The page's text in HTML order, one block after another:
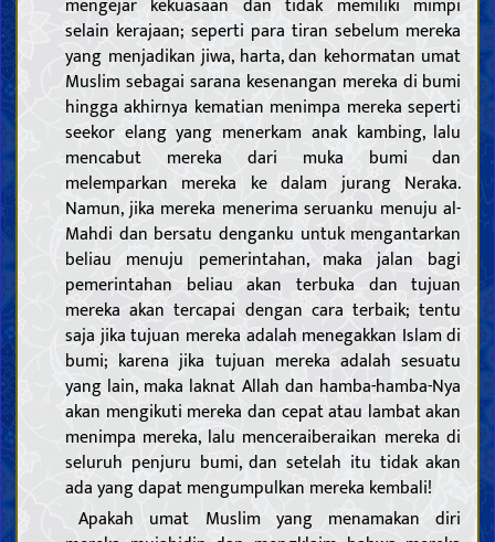
selain kerajaan; seperti para tiran sebelum mereka
yang menjadikan jiwa, harta, dan kehormatan umat
Muslim sebagai sarana kesenangan mereka di bumi
hingga akhirnya kematian menimpa mereka seperti
seekor elang yang menerkam anak kambing, lalu
mencabut mereka dari muka bumi dan
melemparkan mereka ke dalam jurang Neraka.
Namun, jika mereka menerima seruanku menuju al-
Mahdi dan bersatu denganku untuk mengantarkan
beliau menuju pemerintahan, maka jalan bagi
pemerintahan beliau akan terbuka dan tujuan
mereka akan tercapai dengan cara terbaik; tentu
saja jika tujuan mereka adalah menegakkan Islam di
bumi; karena jika tujuan mereka adalah sesuatu
yang lain, maka laknat Allah dan hamba-hamba-Nya
akan mengikuti mereka dan cepat atau lambat akan
menimpa mereka, lalu menceraiberaikan mereka di
seluruh penjuru bumi, dan setelah itu tidak akan
ada yang dapat mengumpulkan mereka kembali!
Apakah umat Muslim yang menamakan diri